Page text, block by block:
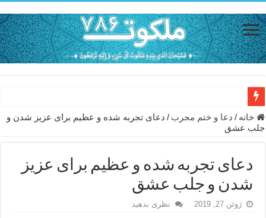
دعای حفظ جان خانواده از بلا در سفر – دعای دفع بلا در قرآن
دعای مجرب برای رفع گرفتاری – ذکر قوی برای جلوگیری از اندوه و
دعا برای عاشق شدن طرف مقابل – عاشق کردن طرف مقابل از راه
دعای حفظ جان عزیزان از بلا در سفر – دعا برای رفع حوادث بد روزانه
انواع ذکرهای الهی و خواص آن – مجرب ترین ذکرها برای برآوردن
خانه / دعا و ختم مجرب / دعای تجربه شده و عظیم برای عزیز شدن و
جلب عشق
دعای تجربه شده و عظیم برای عزیز
شدن و جلب عشق
ژوئن 27, 2019 نظری بدهید